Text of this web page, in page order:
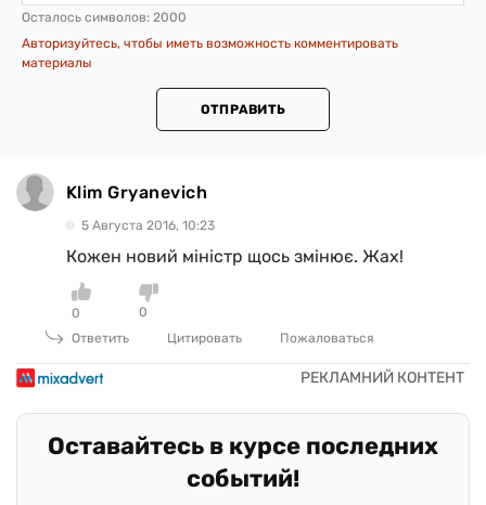
Осталось символов: 2000
Авторизуйтесь, чтобы иметь возможность комментировать
материалы
ОТПРАВИТЬ
Klim Gryanevich
5 Августа 2016, 10:23
Кожен новий міністр щось змінює. Жах!
0
0
Ответить
Цитировать Пожаловаться
Оставайтесь в курсе последних
событий!